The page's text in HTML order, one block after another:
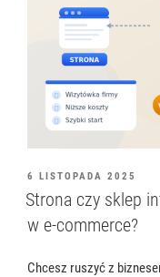
OPUBLIKOWANE
W
6 LISTOPADA 2025
Strona czy sklep
w e-commerce?
Chcesz ruszyć z